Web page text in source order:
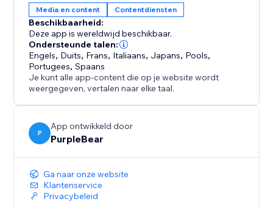
Media en content Contentdiensten
Beschikbaarheid:
Deze app is wereldwijd beschikbaar.
Ondersteunde talen:
Engels, Duits, Frans, Italiaans, Japans, Pools,
Portugees,Spaans
Je kunt alle app-content die op je website wordt
weergegeven, vertalen naar elke taal.
P
App ontwikkeld door
PurpleBear
Ga naar onze website
Klantenservice
Privacybeleid